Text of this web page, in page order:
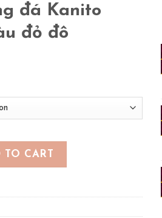
đá Kanito
đỏ đô
Woncup - màu đỏ đô quantity
TO CART